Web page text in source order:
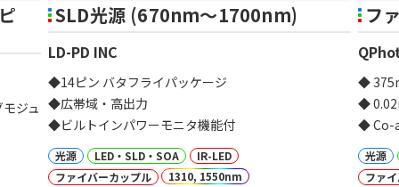
ジュ
SLD光源 (670nm～1700nm)
LD-PD INC
◆14ピン バタフライパッケージ
◆広帯域・高出力
◆ビルトインパワーモニタ機能付
光源 LED・SLD・SOA
IR-LED
ファイバーカップル
1310, 1550nm
フ
◆
◆
◆ Co-
光源
ファ